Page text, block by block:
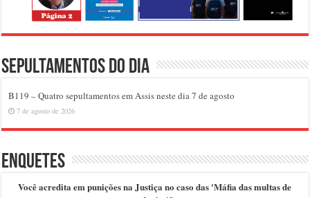
Sepultamentos do dia
B119 – Quatro sepultamentos em Assis neste dia 7 de agosto
7 de agosto de 2026
Enquetes
Você acredita em punições na Justiça no caso das 'Máfia das multas de